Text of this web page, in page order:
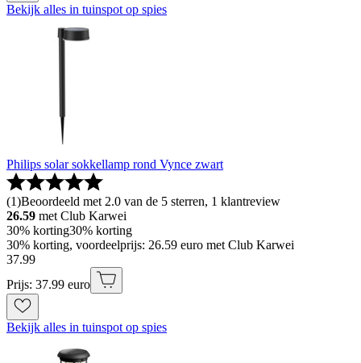
Bekijk alles in tuinspot op spies
Philips solar sokkellamp rond Vynce zwart
(1)Beoordeeld met 2.0 van de 5 sterren, 1 klantreview
26.59 met Club Karwei
30% korting30% korting
30% korting, voordeelprijs: 26.59 euro met Club Karwei
37.99
Prijs: 37.99 euro
Bekijk alles in tuinspot op spies